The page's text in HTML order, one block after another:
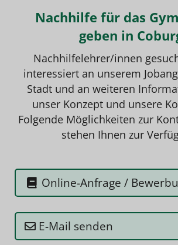
Nachhilfe für das
geben in
Nachhilfelehrer/innen
interessiert an unserem
Stadt und an weiteren
unser Konzept und unsere
Folgende Möglichkeiten zur
stehen Ihnen zur
Online-Anfrage /
E-Mail senden